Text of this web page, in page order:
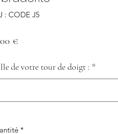
: CODE J5
€
de votre tour de doigt : *
*